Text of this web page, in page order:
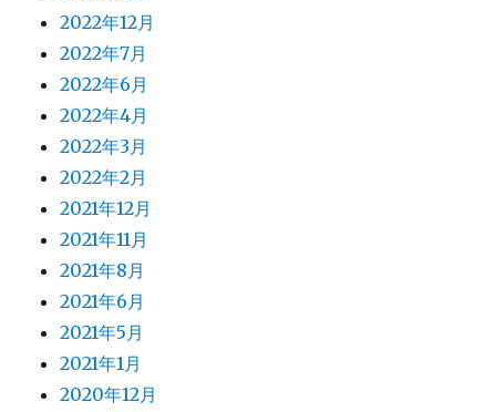
2022年12月
2022年7月
2022年6月
2022年4月
2022年3月
2022年2月
2021年12月
2021年11月
2021年8月
2021年6月
2021年5月
2021年1月
2020年12月